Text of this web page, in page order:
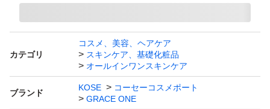
◎ 自宅保管のため、細かなスレなどある場合がございま
す。気にされない方のご購入よろしくお願いいたします
カテゴリ
コスメ、美容、ヘアケア
スキンケア、基礎化粧品
オールインワンスキンケア
ブランド
KOSE
コーセーコスメポート
GRACE ONE